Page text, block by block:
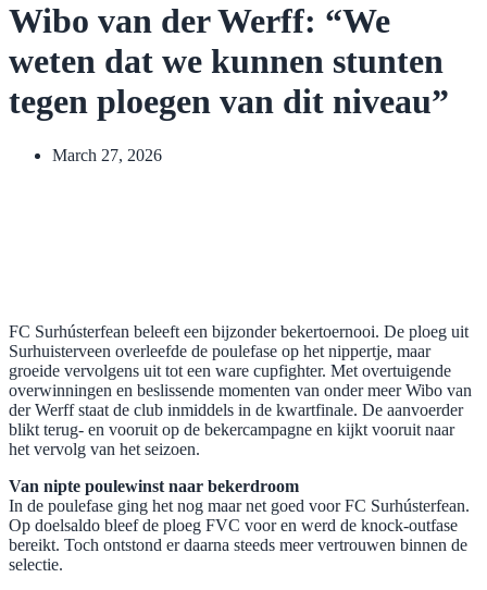
Wibo van der Werff: “We
weten dat we kunnen stunten
tegen ploegen van dit niveau”
March 27, 2026
FC Surhústerfean beleeft een bijzonder bekertoernooi. De ploeg uit
Surhuisterveen overleefde de poulefase op het nippertje, maar
groeide vervolgens uit tot een ware cupfighter. Met overtuigende
overwinningen en beslissende momenten van onder meer Wibo van
der Werff staat de club inmiddels in de kwartfinale. De aanvoerder
blikt terug- en vooruit op de bekercampagne en kijkt vooruit naar
het vervolg van het seizoen.
Van nipte poulewinst naar bekerdroom
In de poulefase ging het nog maar net goed voor FC Surhústerfean.
Op doelsaldo bleef de ploeg FVC voor en werd de knock-outfase
bereikt. Toch ontstond er daarna steeds meer vertrouwen binnen de
selectie.